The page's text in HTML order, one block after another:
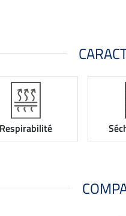
Respirabilité